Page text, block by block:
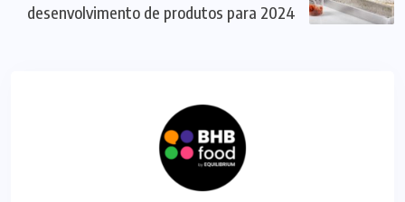
desenvolvimento de produtos para 2024